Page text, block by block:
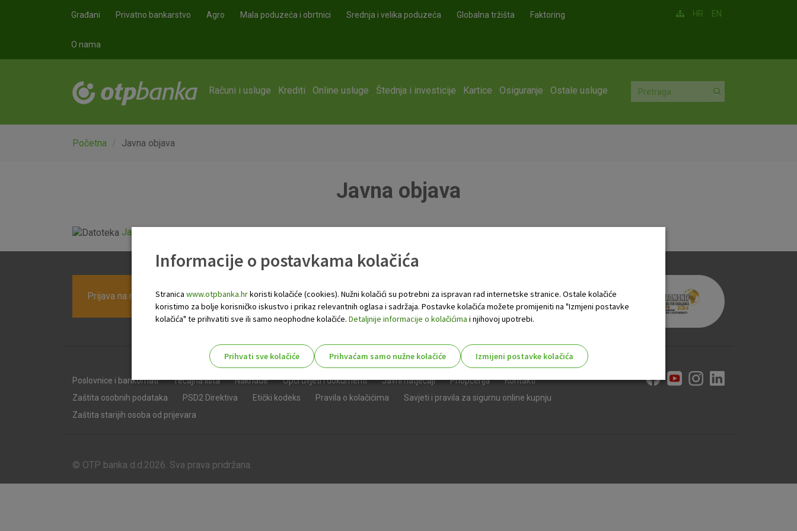
Građani Privatno bankarstvo Agro Mala poduzeća i obrtnici Srednja i velika poduzeća Globalna tržišta Faktoring
O nama
HR EN
Računi i usluge Krediti Online usluge Štednja i investicije Kartice Osiguranje Ostale usluge
Početna Javna objava
Javna objava
Javna objava OTP banka_31 3 2026.xlsx
Prijava na newsletter OTP banke
Poslovnice i bankomati Tečajna lista Naknade Opći uvjeti i dokumenti Javni natječaji Priopćenja
Kontakti
Zaštita osobnih podataka
PSD2 Direktiva Etički kodeks Pravila o kolačićima
Savjeti i pravila za sigurnu online kupnju
Zaštita starijih osoba od prijevara
© OTP banka d.d.2026. Sva prava pridržana.
Informacije o postavkama kolačića
Stranica www.otpbanka.hrkoristi kolačiće (cookies). Nužni kolačići su potrebni za ispravan rad internetske stranice. Ostale kolačiće
koristimo za bolje korisničko iskustvo i prikaz relevantnih oglasa i sadržaja. Postavke kolačića možete promijeniti na "Izmjeni postavke
kolačića" te prihvatiti sve ili samo neophodne kolačiće. Detaljnije informacije o kolačićima i njihovoj upotrebi.
Prihvati sve kolačiće Prihvaćam samo nužne kolačiće
Izmijeni postavke kolačića